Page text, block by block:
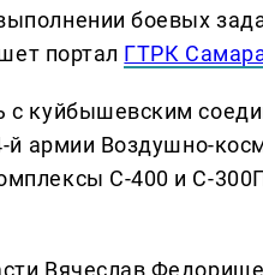
боевых
портал ГТРК
с куйбышевским
й армии Воздушно-
С-400 и С-
Вячеслав